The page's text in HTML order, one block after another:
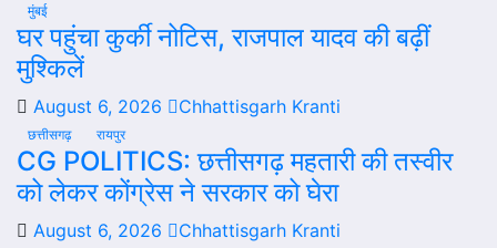
मुंबई
घर पहुंचा कुर्की नोटिस, राजपाल यादव की बढ़ीं
मुश्किलें
August 6, 2026 Chhattisgarh Kranti
छत्तीसगढ़ रायपुर
CG POLITICS: छत्तीसगढ़ महतारी की तस्वीर
को लेकर कोंग्रेस ने सरकार को घेरा
August 6, 2026 Chhattisgarh Kranti